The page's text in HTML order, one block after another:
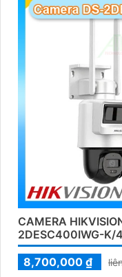
CAMERA
2DESC400IWG-K/
8,700,000 ₫